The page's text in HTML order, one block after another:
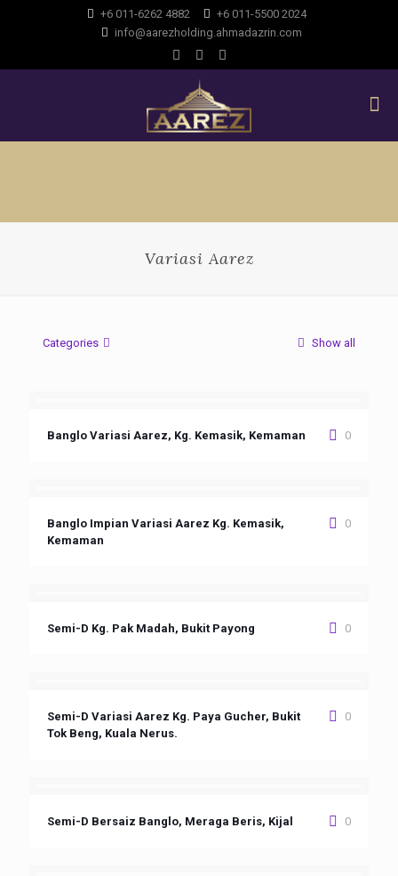
+6 011-6262 4882
+6 011-5500 2024
info@aarezholding.ahmadazrin.com
Variasi Aarez
Categories Show all
Banglo Variasi Aarez, Kg. Kemasik, Kemaman 0
Banglo Impian Variasi Aarez Kg. Kemasik,
Kemaman
0
Semi-D Kg. Pak Madah, Bukit Payong 0
Semi-D Variasi Aarez Kg. Paya Gucher, Bukit
Tok Beng, Kuala Nerus.
0
Semi-D Bersaiz Banglo, Meraga Beris, Kijal 0